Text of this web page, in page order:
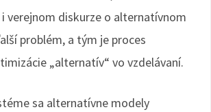
verejnom diskurze o alternatívnom
problém, a tým je proces
„alternatív“ vo vzdelávaní.
sa alternatívne modely